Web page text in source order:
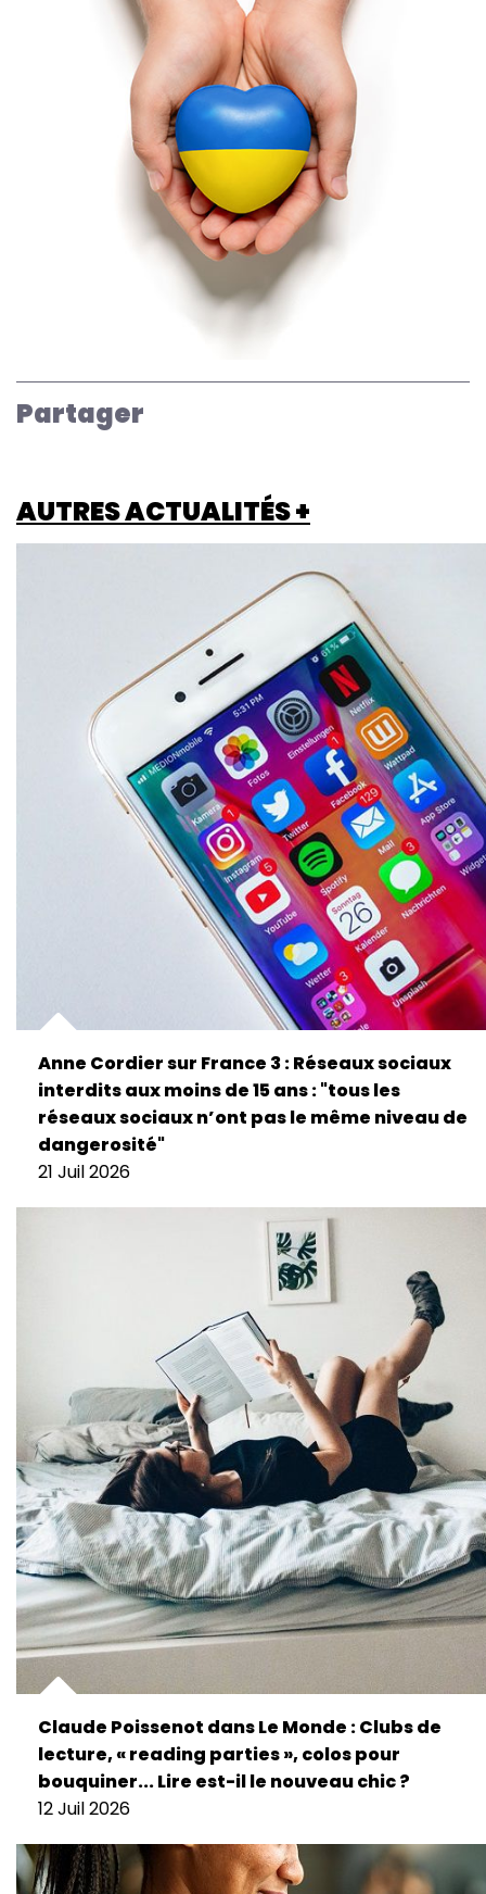
Partager
AUTRES ACTUALITÉS +
Anne Cordier sur France 3 : Réseaux sociaux
interdits aux moins de 15 ans : "tous les
réseaux sociaux n’ont pas le même niveau de
dangerosité"
21 Juil 2026
Claude Poissenot dans Le Monde : Clubs de
lecture, « reading parties », colos pour
bouquiner... Lire est-il le nouveau chic ?
12 Juil 2026